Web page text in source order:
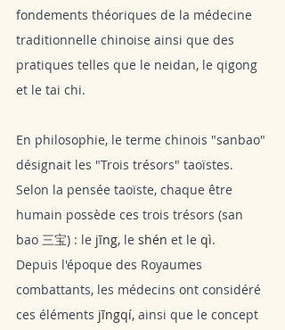
fondements théoriques de la médecine
traditionnelle chinoise ainsi que des
pratiques telles que le neidan, le qigong
et le tai chi.
En philosophie, le terme chinois "sanbao"
désignait les "Trois trésors" taoïstes.
Selon la pensée taoïste, chaque être
humain possède ces trois trésors (san
bao 三宝) : le jīng, le shén et le qì.
Depuis l'époque des Royaumes
combattants, les médecins ont considéré
ces éléments jīngqí, ainsi que le concept